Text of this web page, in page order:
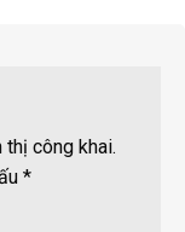
thị công khai.
*